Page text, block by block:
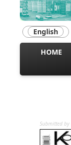
English
MAIN
HOME
Submitted by